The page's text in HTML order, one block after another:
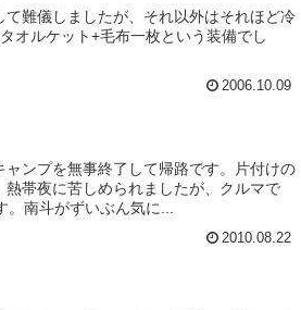
難儀しましたが、それ以外はそれほど冷
オルケット+毛布一枚という装備でし
2006.10.09
ャンプを無事終了して帰路です。片付けの
帯夜に苦しめられましたが、クルマで
南斗がずいぶん気に...
2010.08.22